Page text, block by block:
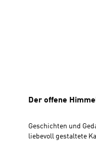
Der offene
Geschichten und
liebevoll gestaltete